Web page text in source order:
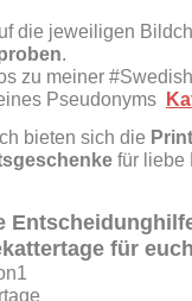
die jeweiligen
.
zu meiner
Pseudonyms
bieten sich die
für liebe
für